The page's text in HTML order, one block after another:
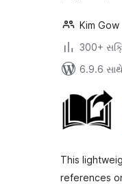
Kim Gow
300+
6.9.6
This
references